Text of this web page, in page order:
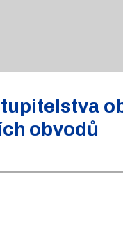
obvodů